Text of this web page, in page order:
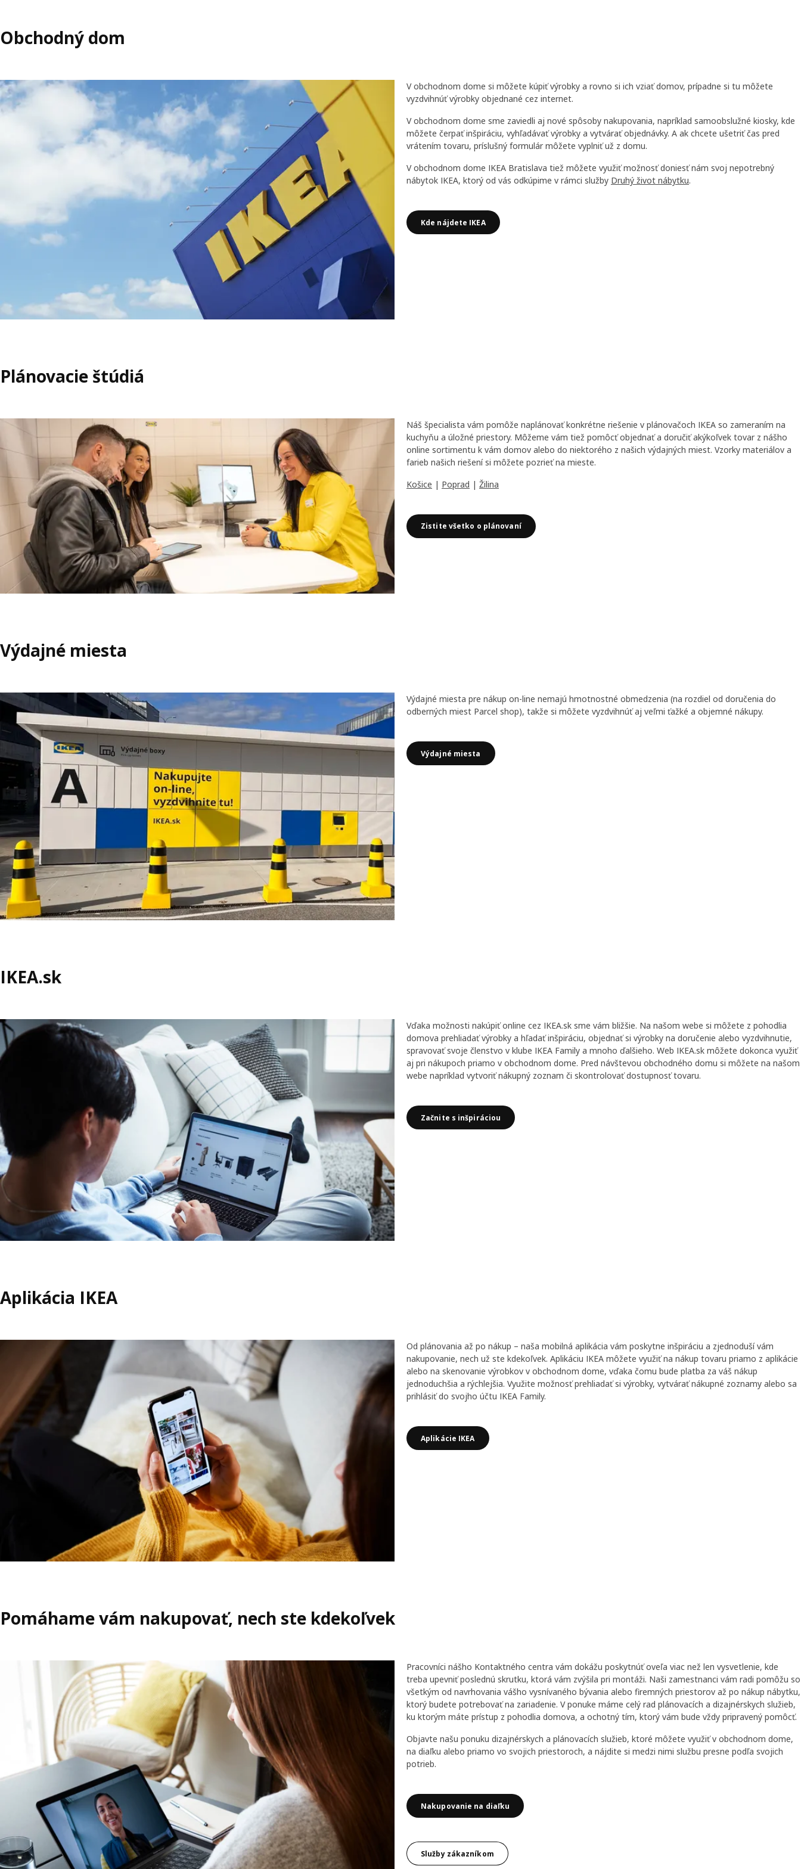
Obchodný dom
V obchodnom dome si môžete kúpiť výrobky a rovno si ich vziať domov, prípadne si tu môžete
vyzdvihnúť výrobky objednané cez internet.
V obchodnom dome sme zaviedli aj nové spôsoby nakupovania, napríklad samoobslužné kiosky, kde
môžete čerpať inšpiráciu, vyhľadávať výrobky a vytvárať objednávky. A ak chcete ušetriť čas pred
vrátením tovaru, príslušný formulár môžete vyplniť už z domu.
V obchodnom dome IKEA Bratislava tiež môžete využiť možnosť doniesť nám svoj nepotrebný
nábytok IKEA, ktorý od vás odkúpime v rámci služby Druhý život nábytku.
Kde nájdete IKEA
Plánovacie štúdiá
Náš špecialista vám pomôže naplánovať konkrétne riešenie v plánovačoch IKEA so zameraním na
kuchyňu a úložné priestory. Môžeme vám tiež pomôcť objednať a doručiť akýkoľvek tovar z nášho
online sortimentu k vám domov alebo do niektorého z našich výdajných miest. Vzorky materiálov a
farieb našich riešení si môžete pozrieť na mieste.
Košice | Poprad | Žilina
Zistite všetko o plánovaní
Výdajné miesta
Výdajné miesta pre nákup on-line nemajú hmotnostné obmedzenia (na rozdiel od doručenia do
odberných miest Parcel shop), takže si môžete vyzdvihnúť aj veľmi ťažké a objemné nákupy.
Výdajné miesta
IKEA.sk
Vďaka možnosti nakúpiť online cez IKEA.sk sme vám bližšie. Na našom webe si môžete z pohodlia
domova prehliadať výrobky a hľadať inšpiráciu, objednať si výrobky na doručenie alebo vyzdvihnutie,
spravovať svoje členstvo v klube IKEA Family a mnoho ďalšieho. Web IKEA.sk môžete dokonca využiť
aj pri nákupoch priamo v obchodnom dome. Pred návštevou obchodného domu si môžete na našom
webe napríklad vytvoriť nákupný zoznam či skontrolovať dostupnosť tovaru.
Začnite s inšpiráciou
Aplikácia IKEA
Od plánovania až po nákup – naša mobilná aplikácia vám poskytne inšpiráciu a zjednoduší vám
nakupovanie, nech už ste kdekoľvek. Aplikáciu IKEA môžete využiť na nákup tovaru priamo z aplikácie
alebo na skenovanie výrobkov v obchodnom dome, vďaka čomu bude platba za váš nákup
jednoduchšia a rýchlejšia. Využite možnosť prehliadať si výrobky, vytvárať nákupné zoznamy alebo sa
prihlásiť do svojho účtu IKEA Family.
Aplikácie IKEA
Pomáhame vám nakupovať, nech ste kdekoľvek
Pracovníci nášho Kontaktného centra vám dokážu poskytnúť oveľa viac než len vysvetlenie, kde
treba upevniť poslednú skrutku, ktorá vám zvýšila pri montáži. Naši zamestnanci vám radi pomôžu so
všetkým od navrhovania vášho vysnívaného bývania alebo firemných priestorov až po nákup nábytku,
ktorý budete potrebovať na zariadenie. V ponuke máme celý rad plánovacích a dizajnérskych služieb,
ku ktorým máte prístup z pohodlia domova, a ochotný tím, ktorý vám bude vždy pripravený pomôcť.
Objavte našu ponuku dizajnérskych a plánovacích služieb, ktoré môžete využiť v obchodnom dome,
na diaľku alebo priamo vo svojich priestoroch, a nájdite si medzi nimi službu presne podľa svojich
potrieb.
Nakupovanie na diaľku
Služby zákazníkom